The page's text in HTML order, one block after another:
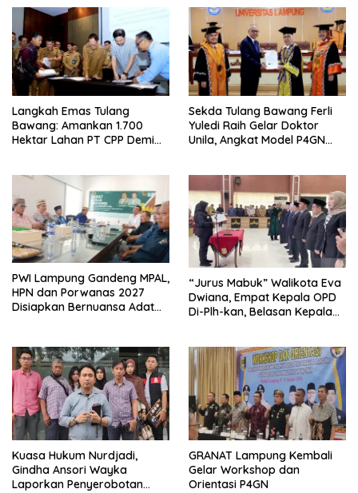
Langkah Emas Tulang
Bawang: Amankan 1.700
Hektar Lahan PT CPP Demi
Sekda Tulang Bawang Ferli
Yuledi Raih Gelar Doktor
Unila, Angkat Model P4GN
PWI Lampung Gandeng MPAL,
HPN dan Porwanas 2027
Disiapkan Bernuansa Adat
“Jurus Mabuk” Walikota Eva
Dwiana, Empat Kepala OPD
Di-Plh-kan, Belasan Kepala
Kuasa Hukum Nurdjadi,
Gindha Ansori Wayka
Laporkan Penyerobotan
GRANAT Lampung Kembali
Gelar Workshop dan
Orientasi P4GN